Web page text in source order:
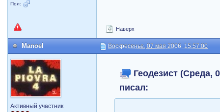
Пол:
Наверх
Manoel Воскресенье, 07 мая 2006, 15:57:00
Активный участник
Геодезист (Среда,
писал: